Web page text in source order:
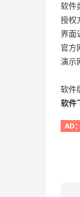
软件
授权
界面
官方
演示
软件
软件
AD：